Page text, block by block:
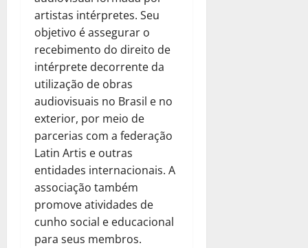
artistas intérpretes. Seu
objetivo é assegurar o
recebimento do direito de
intérprete decorrente da
utilização de obras
audiovisuais no Brasil e no
exterior, por meio de
parcerias com a federação
Latin Artis e outras
entidades internacionais. A
associação também
promove atividades de
cunho social e educacional
para seus membros.